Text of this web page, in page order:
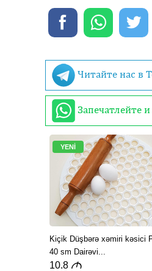
Читайте нас в
Запечатлейте